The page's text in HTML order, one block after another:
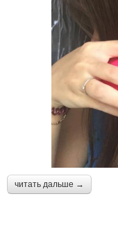
читать дальше →